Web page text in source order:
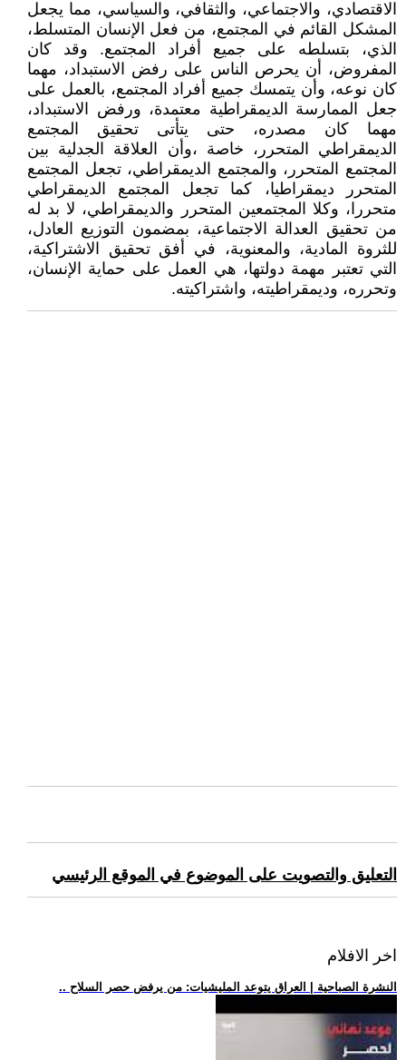
الاقتصادي، والاجتماعي، والثقافي، والسياسي، مما يجعل
المشكل القائم في المجتمع، من فعل الإنسان المتسلط،
الذي، بتسلطه على جميع أفراد المجتمع. وقد كان
المفروض، أن يحرص الناس على رفض الاستبداد، مهما
كان نوعه، وأن يتمسك جميع أفراد المجتمع، بالعمل على
جعل الممارسة الديمقراطية معتمدة، ورفض الاستبداد،
مهما كان مصدره، حتى يتأتى تحقيق المجتمع
الديمقراطي المتحرر، خاصة ،وأن العلاقة الجدلية بين
المجتمع المتحرر، والمجتمع الديمقراطي، تجعل المجتمع
المتحرر ديمقراطيا، كما تجعل المجتمع الديمقراطي
متحررا، وكلا المجتمعين المتحرر والديمقراطي، لا بد له
من تحقيق العدالة الاجتماعية، بمضمون التوزيع العادل،
للثروة المادية، والمعنوية، في أفق تحقيق الاشتراكية،
التي تعتبر مهمة دولتها، هي العمل على حماية الإنسان،
وتحرره، وديمقراطيته، واشتراكيته.
التعليق والتصويت على الموضوع في الموقع الرئيسي
اخر الافلام
.. النشرة الصباحية | العراق يتوعد المليشيات: من يرفض حصر السلاح